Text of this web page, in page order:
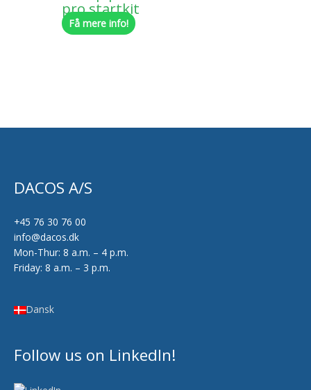
pro startkit
Få mere info!
DACOS A/S
+45 76 30 76 00
info@dacos.dk
Mon-Thur: 8 a.m. – 4 p.m.
Friday: 8 a.m. – 3 p.m.
Dansk
Follow us on LinkedIn!